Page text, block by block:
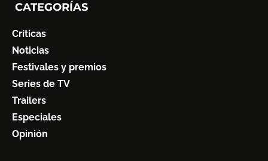
CATEGORÍAS
Críticas
Noticias
Festivales y premios
Series de TV
Trailers
Especiales
Opinión